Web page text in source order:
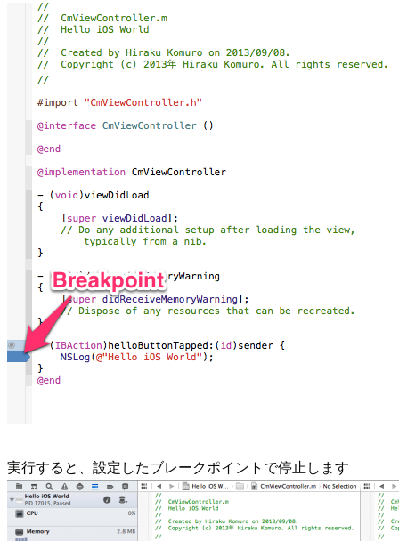
実行すると、設定したブレークポイントで停止します